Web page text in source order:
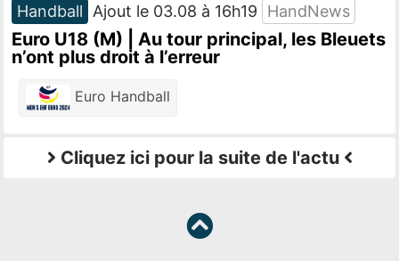
Handball Ajout le 03.08 à 16h19 HandNews
Euro U18 (M) | Au tour principal, les Bleuets
n’ont plus droit à l’erreur
Euro Handball
Cliquez ici pour la suite de l'actu